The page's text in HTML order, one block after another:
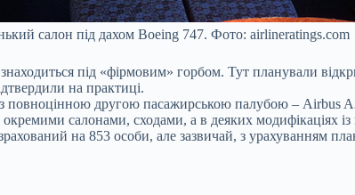
салон під дахом Boeing 747. Фото: airlineratings.com
під «фірмовим» горбом. Тут планували
на практиці.
повноцінною другою пасажирською палубою – Airbus
салонами, сходами, а в деяких модифікаціях
на 853 особи, але зазвичай, з урахуванням